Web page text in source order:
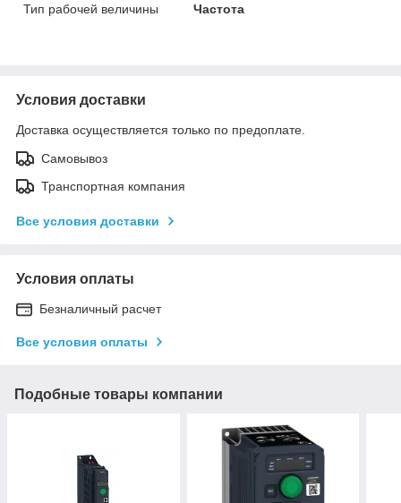
Тип рабочей величины
Частота
Условия доставки
Доставка осуществляется только по предоплате.
Самовывоз
Транспортная компания
Все условия доставки
Условия оплаты
Безналичный расчет
Все условия оплаты
Подобные товары компании